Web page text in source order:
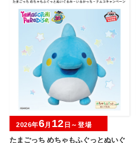
たまごっち めちゃもふぐっとぬいぐ
2026年6月 12 日～登場